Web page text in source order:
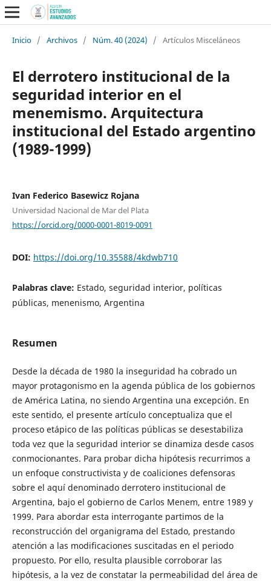
Inicio / Archivos / Núm. 40 (2024) / Artículos Misceláneos
El derrotero institucional de la
seguridad interior en el
menemismo. Arquitectura
institucional del Estado argentino
(1989-1999)
Ivan Federico Basewicz Rojana
Universidad Nacional de Mar del Plata
https://orcid.org/0000-0001-8019-0091
DOI: https://doi.org/10.35588/4kdwb710
Palabras clave: Estado, seguridad interior, políticas
públicas, menenismo, Argentina
Resumen
Desde la década de 1980 la inseguridad ha cobrado un
mayor protagonismo en la agenda pública de los gobiernos
de América Latina, no siendo Argentina una excepción. En
este sentido, el presente artículo conceptualiza que el
proceso etápico de las políticas públicas se desestabiliza
toda vez que la seguridad interior se dinamiza desde casos
conmocionantes. Para probar dicha hipótesis recurrimos a
un enfoque constructivista y de coaliciones defensoras
sobre el aquí denominado derrotero institucional de
Argentina, bajo el gobierno de Carlos Menem, entre 1989 y
1999. Para abordar esta interrogante partimos de la
reconstrucción del organigrama del Estado, prestando
atención a las modificaciones suscitadas en el periodo
propuesto. Por ello, resulta plausible corroborar las
hipótesis, a la vez de constatar la permeabilidad del área de